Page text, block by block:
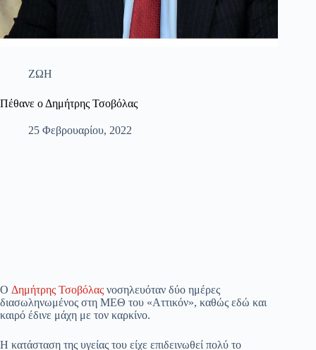
ΖΩΗ
Πέθανε ο Δημήτρης Τσοβόλας
25 Φεβρουαρίου, 2022
Ο Δημήτρης Τσοβόλας νοσηλευόταν δύο ημέρες
διασωληνωμένος στη ΜΕΘ του «Αττικόν», καθώς εδώ και
καιρό έδινε μάχη με τον καρκίνο.
Η κατάσταση της υγείας του είχε επιδεινωθεί πολύ το